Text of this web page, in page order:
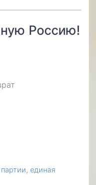
Россию!
партии единая